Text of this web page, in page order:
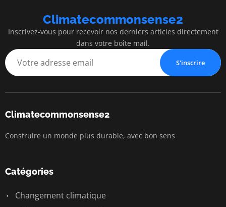
Climatecommonsense2
Inscrivez-vous pour recevoir nos derniers articles directement
dans votre boîte mail.
S'inscrire
Climatecommonsense2
Construire un monde plus durable, avec bon sens
Catégories
Changement climatique